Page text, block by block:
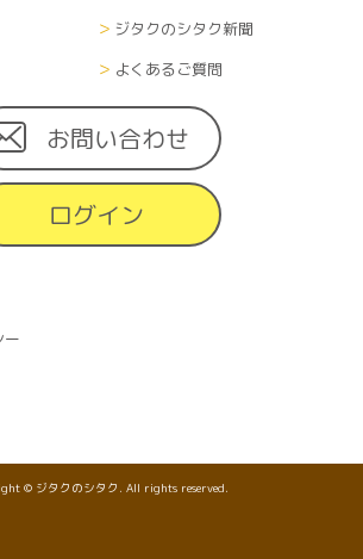
して個人情報を渡した場合、個人
ては、各企業の方針に準じます。
破棄及び変更について
集した利用者の個人情報（あらゆ
て）は、本人の申し出により、本人
すべてまたは一部を削除、破棄また
のとします。その際、申し出者の本
が指定する方法で行います。
関する費用について
を利用するために必要な通信費
から利用者へメールなどで情報を
ジタクのシタク新聞
よくあるご質問
お問い合わせ
ログイン
ー
© ジタクのシタク. All rights reserved.